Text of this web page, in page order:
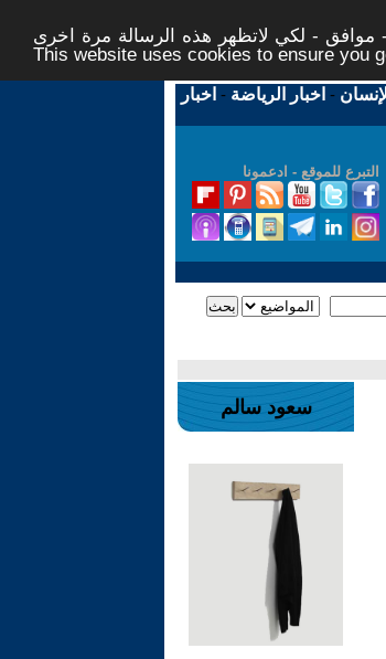
موافق - لكي لاتظهر هذه الرسالة مرة اخرى -
This website uses cookies to ensure you
- اخبار الرياضة - اخبار
التبرع للموقع - ادعمونا
سعود سالم